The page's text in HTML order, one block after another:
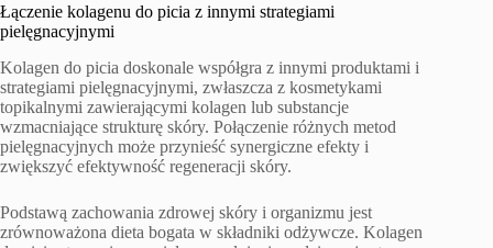
Łączenie kolagenu do picia z innymi strategiami
pielęgnacyjnymi
Kolagen do picia doskonale współgra z innymi produktami i
strategiami pielęgnacyjnymi, zwłaszcza z kosmetykami
topikalnymi zawierającymi kolagen lub substancje
wzmacniające strukturę skóry. Połączenie różnych metod
pielęgnacyjnych może przynieść synergiczne efekty i
zwiększyć efektywność regeneracji skóry.
Podstawą zachowania zdrowej skóry i organizmu jest
zrównoważona dieta bogata w składniki odżywcze. Kolagen